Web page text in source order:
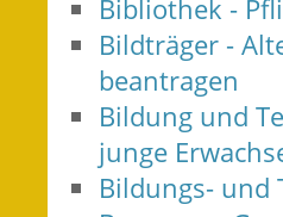
Bibliothek -
Bildträger -
beantragen
Bildung und
junge
Bildungs- und